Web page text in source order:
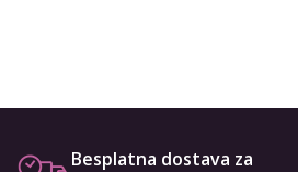
Besplatna dostava za